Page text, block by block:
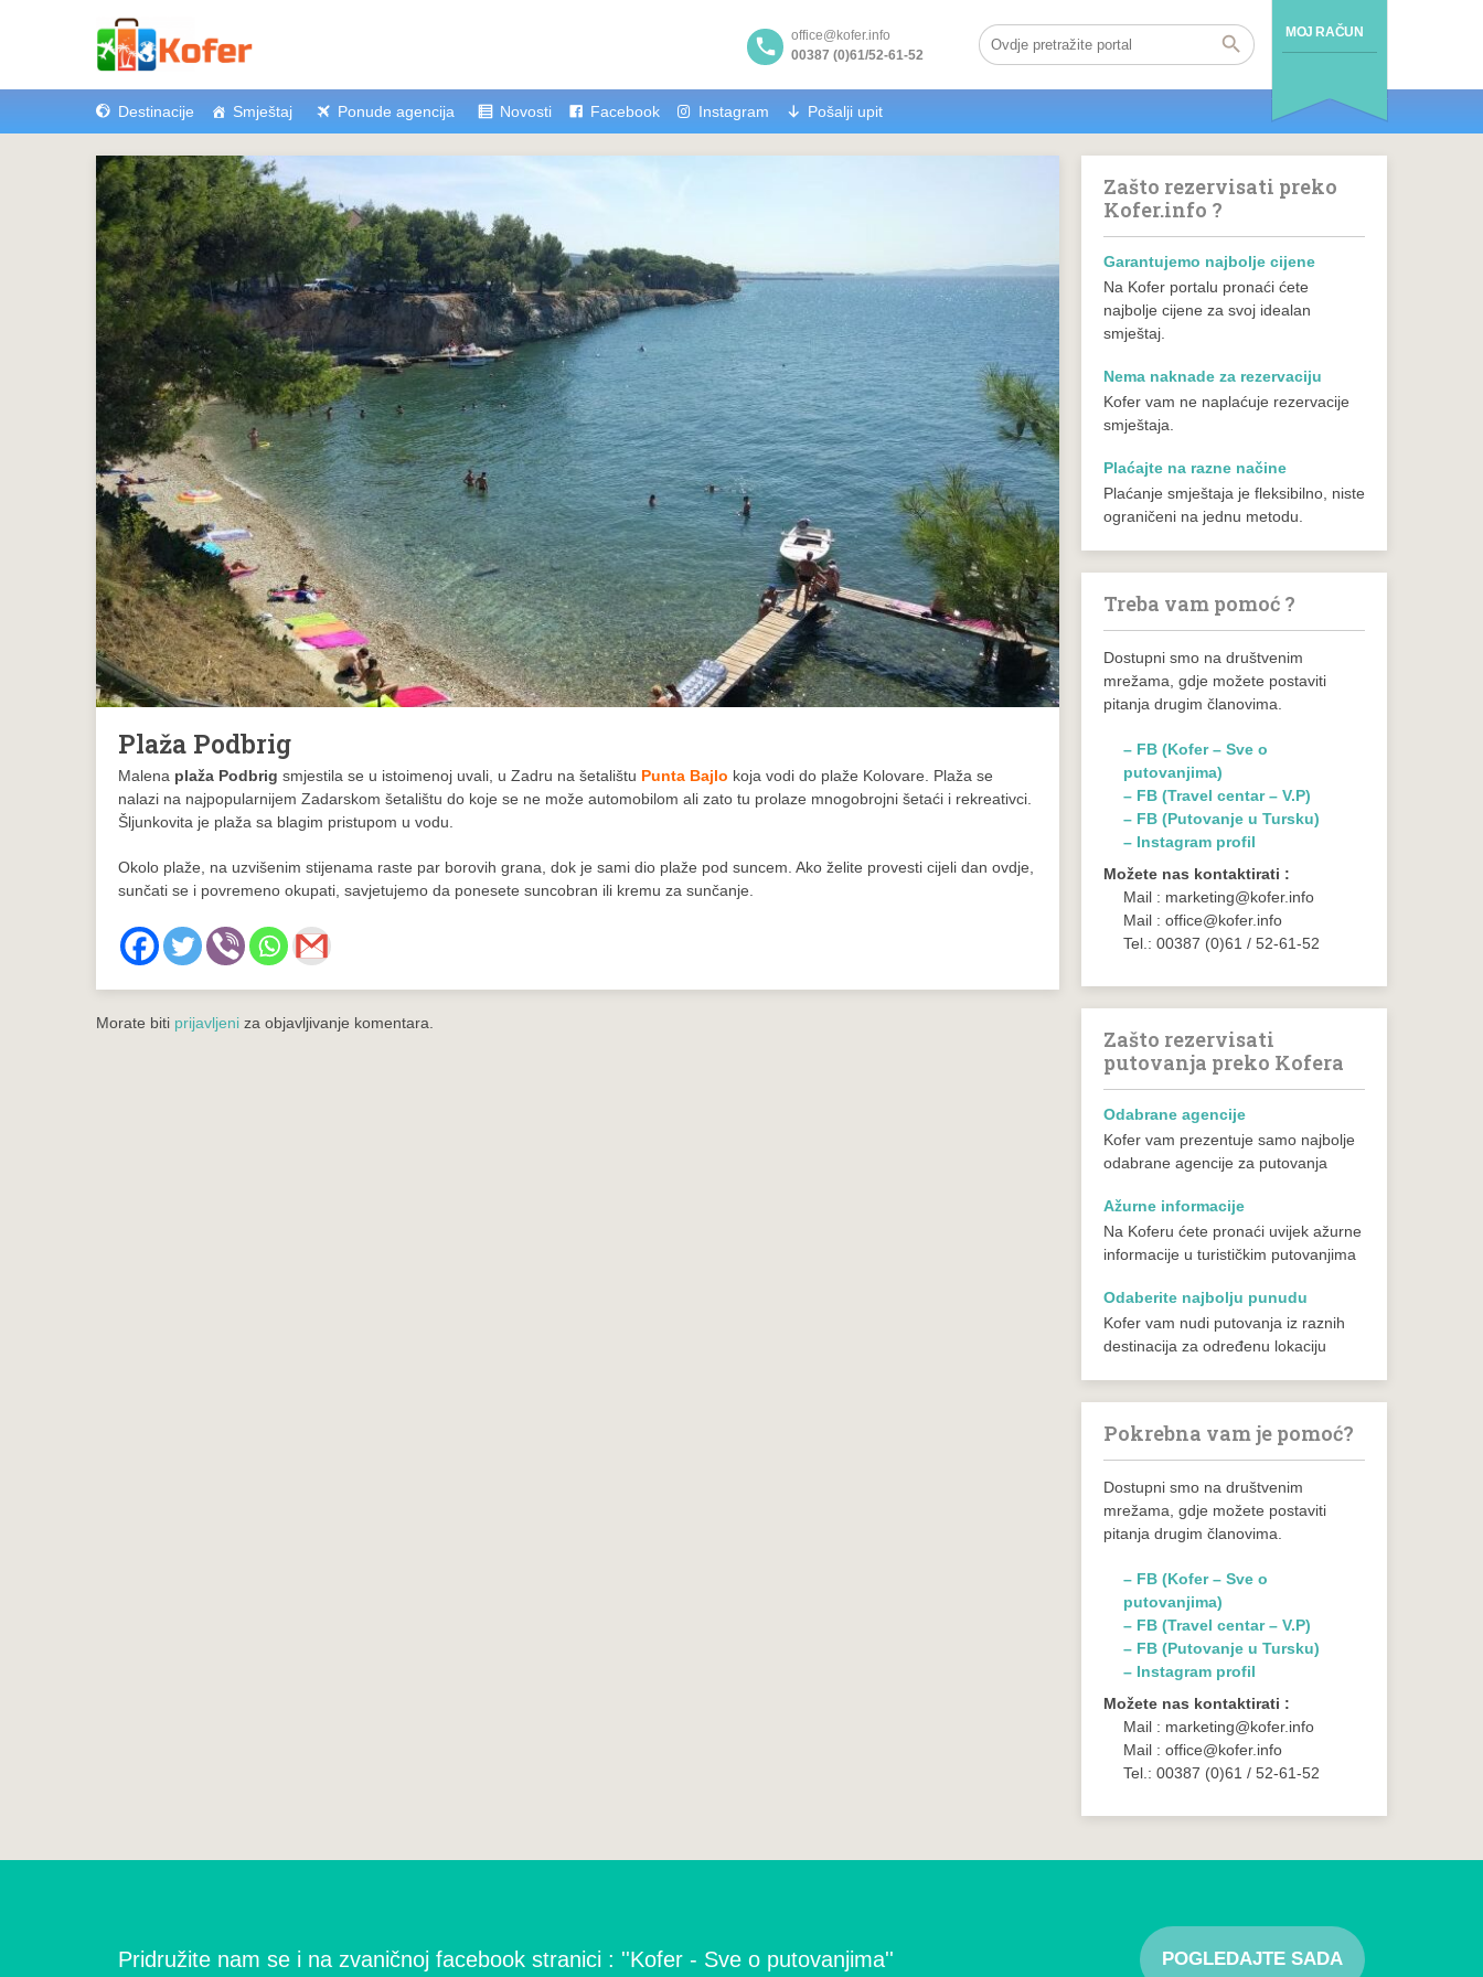
MOJ RAČUN
office@kofer.info
00387 (0)61/52-61-52
Destinacije Smještaj Ponude agencija Novosti Facebook Instagram Pošalji upit
Plaža Podbrig
Malena plaža Podbrig smjestila se u istoimenoj uvali, u Zadru na šetalištu Punta Bajlo koja vodi do plaže Kolovare. Plaža se
nalazi na najpopularnijem Zadarskom šetalištu do koje se ne može automobilom ali zato tu prolaze mnogobrojni šetaći i rekreativci.
Šljunkovita je plaža sa blagim pristupom u vodu.
Okolo plaže, na uzvišenim stijenama raste par borovih grana, dok je sami dio plaže pod suncem. Ako želite provesti cijeli dan ovdje,
sunčati se i povremeno okupati, savjetujemo da ponesete suncobran ili kremu za sunčanje.
Morate biti prijavljeni za objavljivanje komentara.
Zašto rezervisati preko
Kofer.info ?
Garantujemo najbolje cijene
Na Kofer portalu pronaći ćete
najbolje cijene za svoj idealan
smještaj.
Nema naknade za rezervaciju
Kofer vam ne naplaćuje rezervacije
smještaja.
Plaćajte na razne načine
Plaćanje smještaja je fleksibilno, niste
ograničeni na jednu metodu.
Treba vam pomoć ?
Dostupni smo na društvenim
mrežama, gdje možete postaviti
pitanja drugim članovima.
– FB (Kofer – Sve o
putovanjima)
– FB (Travel centar – V.P)
– FB (Putovanje u Tursku)
– Instagram profil
Možete nas kontaktirati :
Mail : marketing@kofer.info
Mail : office@kofer.info
Tel.: 00387 (0)61 / 52-61-52
Zašto rezervisati
putovanja preko Kofera
Odabrane agencije
Kofer vam prezentuje samo najbolje
odabrane agencije za putovanja
Ažurne informacije
Na Koferu ćete pronaći uvijek ažurne
informacije u turističkim putovanjima
Odaberite najbolju punudu
Kofer vam nudi putovanja iz raznih
destinacija za određenu lokaciju
Pokrebna vam je pomoć?
Dostupni smo na društvenim
mrežama, gdje možete postaviti
pitanja drugim članovima.
– FB (Kofer – Sve o
putovanjima)
– FB (Travel centar – V.P)
– FB (Putovanje u Tursku)
– Instagram profil
Možete nas kontaktirati :
Mail : marketing@kofer.info
Mail : office@kofer.info
Tel.: 00387 (0)61 / 52-61-52
Pridružite nam se i na zvaničnoj facebook stranici : ''Kofer - Sve o putovanjima'' POGLEDAJTE SADA